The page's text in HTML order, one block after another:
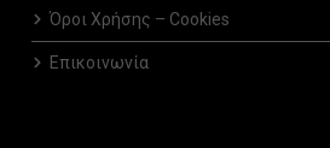
Όροι Χρήσης – Cookies
Επικοινωνία